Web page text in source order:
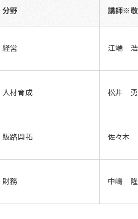
分野 講師※
経営 江端
人材育成 松井
販路開拓 佐々木
財務 中嶋